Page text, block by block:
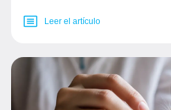
Leer el artículo